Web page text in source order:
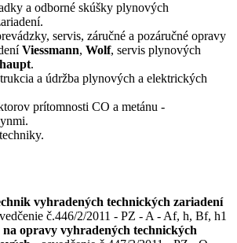
a odborné skúšky plynových
servis, záručné a pozáručné opravy
Viessmann, Wolf, servis plynových
.
a údržba plynových a elektrických
prítomnosti CO a metánu -
vyhradených technických zariadení
č.446/2/2011 - PZ - A - Af, h, Bf, h1
opravy vyhradených technických